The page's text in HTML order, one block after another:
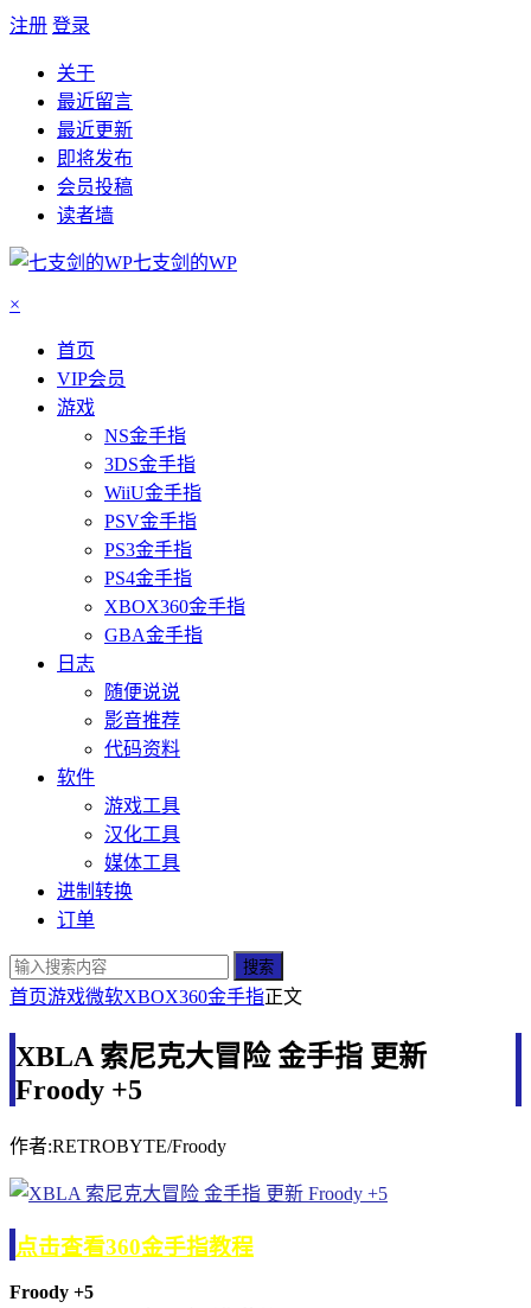
注册 登录
关于
最近留言
最近更新
即将发布
会员投稿
读者墙
七支剑的WP
×
首页
VIP会员
游戏
NS金手指
3DS金手指
WiiU金手指
PSV金手指
PS3金手指
PS4金手指
XBOX360金手指
GBA金手指
日志
随便说说
影音推荐
代码资料
软件
游戏工具
汉化工具
媒体工具
进制转换
订单
搜索
首页游戏微软XBOX360金手指正文
XBLA 索尼克大冒险 金手指 更新
Froody +5
作者:RETROBYTE/Froody
点击查看360金手指教程
Froody +5